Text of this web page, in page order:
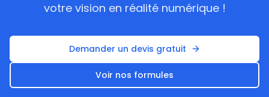
votre vision en réalité numérique !
Demander un devis gratuit
Voir nos formules